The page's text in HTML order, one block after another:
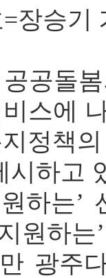
=장승기
공돌
스에
정책
시하고
하는’
원하
광주